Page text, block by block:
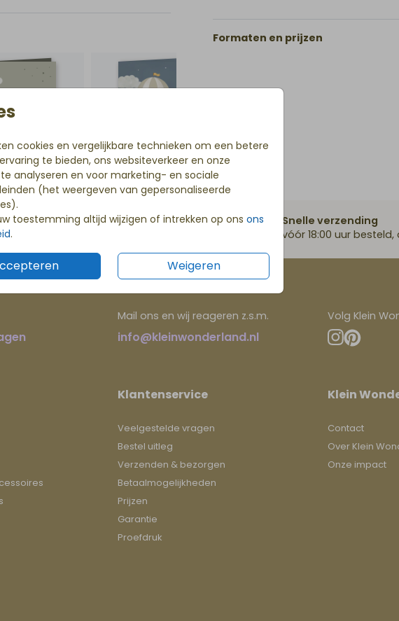
cookies en vergelijkbare technieken om een betere
te bieden, ons websiteverkeer en onze
analyseren en voor marketing- en sociale
(het weergeven van gepersonaliseerde
toestemming altijd wijzigen of intrekken op ons ons
.
Weigeren
Formaten en prijzen
Eerste proefdruk gratis
Snelle verzending
vóór 18:00 uur
Mail ons en wij reageren z.s.m.
info@kleinwonderland.nl
Volg Klein
Klantenservice
Veelgestelde vragen
Bestel uitleg
Verzenden & bezorgen
Betaalmogelijkheden
Prijzen
Garantie
Proefdruk
Klein
Contact
Over Klein
Onze impact